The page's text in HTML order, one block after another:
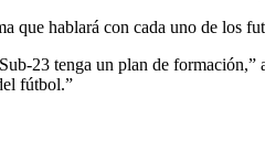
que hablará con cada uno de los
23 tenga un plan de
fútbol.”